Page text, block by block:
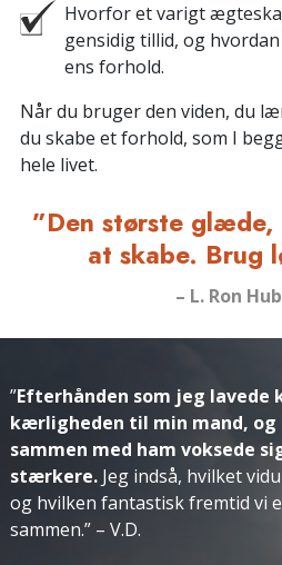
Hvorfor et varigt
gensidig tillid, og
ens forhold.
Når du bruger den viden, du
du skabe et forhold, som I
hele livet.
”Den største
at skabe. Brug
– L. Ron
”Efterhånden som jeg lavede
kærligheden til min mand, og
sammen med ham voksede
stærkere. Jeg indså, hvilket
og hvilken fantastisk fremtid vi
sammen.” – V.D.